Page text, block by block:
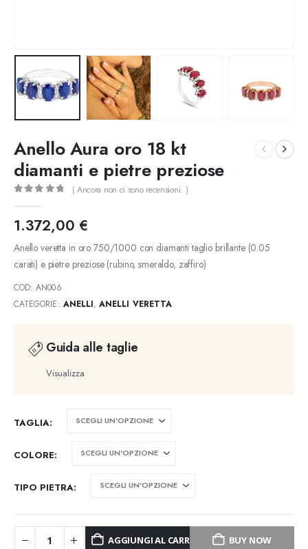
Anello Aura oro 18 kt
diamanti e pietre preziose
( Ancora non ci sono recensioni. )
1.372,00 €
Anello veretta in oro 750/1000 con diamanti taglio brillante (0.05
carati) e pietre preziose (rubino, smeraldo, zaffiro)
COD:AN006
CATEGORIE: ANELLI,ANELLI VERETTA
Guida alle taglie
Visualizza
TAGLIA
COLORE
TIPO PIETRA
AGGIUNGI AL CARRELLO BUY NOW